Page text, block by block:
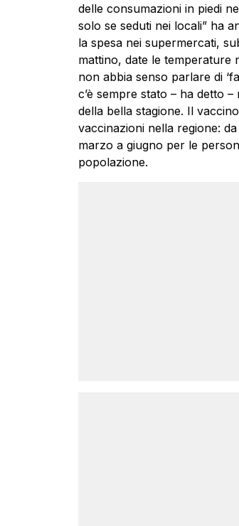
delle consumazioni in piedi
solo se seduti nei locali” ha
la spesa nei supermercati,
mattino, date le temperature
non abbia senso parlare di
c’è sempre stato – ha detto
della bella stagione. Il
vaccinazioni nella regione:
marzo a giugno per le
popolazione.